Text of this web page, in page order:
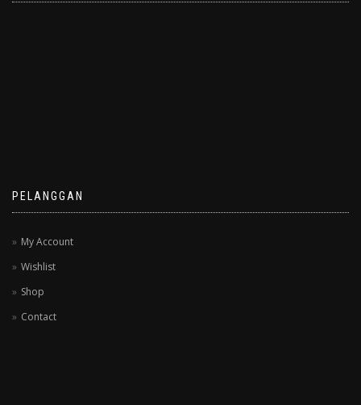
PELANGGAN
My Account
Wishlist
Shop
Contact